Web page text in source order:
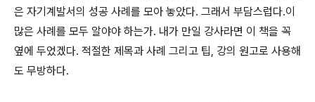
은 자기계발서의 성공 사례를 모아 놓았다. 그래서 부담스럽다.이
많은 사례를 모두 알야야 하는가. 내가 만일 강사라면 이 책을 꼭
옆에 두었겠다. 적절한 제목과 사례 그리고 팁, 강의 원고로 사용해
도 무방하다.